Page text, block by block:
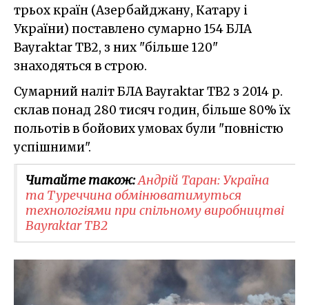
трьох країн (Азербайджану, Катару і
України) поставлено сумарно 154 БЛА
Bayraktar TB2, з них "більше 120"
знаходяться в строю.
Сумарний наліт БЛА Bayraktar TB2 з 2014 р.
склав понад 280 тисяч годин, більше 80% їх
польотів в бойових умовах були "повністю
успішними".
Читайте також:Андрій Таран: Україна
та Туреччина обмінюватимуться
технологіями при спільному виробництві
Bayraktar TB2